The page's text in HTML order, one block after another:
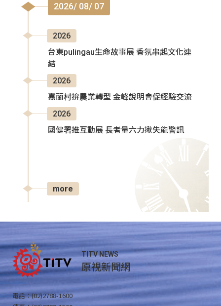
2026/ 08/ 07
2026
台東pulingau生命故事展 香氛串起文化連
結
2026
嘉蘭村拚農業轉型 金峰說明會促經驗交流
2026
國健署推互動展 長者量六力揪失能警訊
more
TITV NEWS
原視新聞網
電話：(02)2788-1600